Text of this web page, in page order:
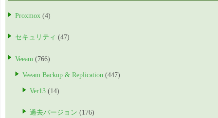
Proxmox (4)
セキュリティ (47)
Veeam (766)
Veeam Backup & Replication (447)
Ver13 (14)
過去バージョン (176)